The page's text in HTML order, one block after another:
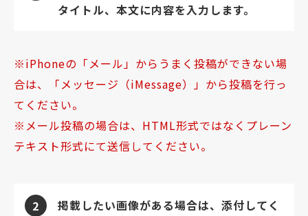
タイトル、本文に内容を入力します。
iPhoneの「メール」からうまく投稿ができない場
合は、「メッセージ（iMessage）」から投稿を行っ
てください。
メール投稿の場合は、HTML形式ではなくプレーン
テキスト形式にて送信してください。
2
掲載したい画像がある場合は、添付してく